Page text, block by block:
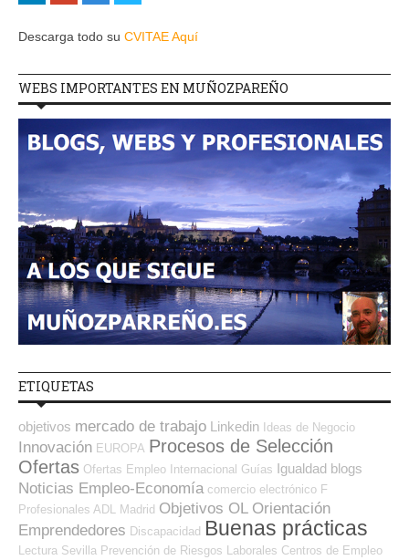
Descarga todo su CVITAE Aquí
WEBS IMPORTANTES EN MUÑOZPAREÑO
ETIQUETAS
objetivos mercado de trabajo Linkedin Ideas de Negocio
Innovación EUROPA Procesos de Selección
Ofertas Ofertas Empleo Internacional Guías Igualdad blogs
Noticias Empleo-Economía comercio electrónico F
Profesionales ADL
Madrid Objetivos OL Orientación
Emprendedores Discapacidad Buenas prácticas
Lectura Sevilla Prevención de Riesgos Laborales Centros de Empleo